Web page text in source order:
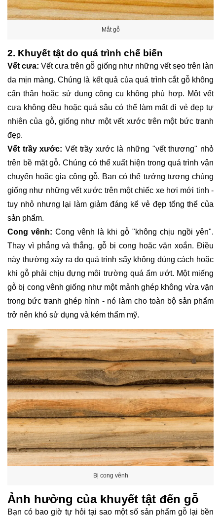
Mắt gỗ
2. Khuyết tật do quá trình chế biến
Vết cưa:Vết cưa trên gỗ giống như những vết sẹo trên làn
da mịn màng. Chúng là kết quả của quá trình cắt gỗ không
cẩn thận hoặc sử dụng công cụ không phù hợp. Một vết
cưa không đều hoặc quá sâu có thể làm mất đi vẻ đẹp tự
nhiên của gỗ, giống như một vết xước trên một bức tranh
đẹp.
Vết trầy xước:Vết trầy xước là những "vết thương" nhỏ
trên bề mặt gỗ. Chúng có thể xuất hiện trong quá trình vận
chuyển hoặc gia công gỗ. Bạn có thể tưởng tượng chúng
giống như những vết xước trên một chiếc xe hơi mới tinh -
tuy nhỏ nhưng lại làm giảm đáng kể vẻ đẹp tổng thể của
sản phẩm.
Cong vênh: Cong vênh là khi gỗ "không chịu ngồi yên".
Thay vì phẳng và thẳng, gỗ bị cong hoặc vặn xoắn. Điều
này thường xảy ra do quá trình sấy không đúng cách hoặc
khi gỗ phải chịu đựng môi trường quá ẩm ướt. Một miếng
gỗ bị cong vênh giống như một mảnh ghép không vừa vặn
trong bức tranh ghép hình - nó làm cho toàn bộ sản phẩm
trở nên khó sử dụng và kém thẩm mỹ.
Bị cong vênh
Ảnh hưởng của khuyết tật đến gỗ
Bạn có bao giờ tự hỏi tại sao một số sản phẩm gỗ lại bền